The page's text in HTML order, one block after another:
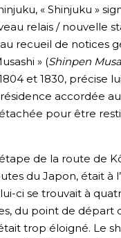
« Shinjuku »
relais / nouvelle
recueil de notices
» (Shinpen
et 1830, précise
accordée
pour être
de la route de
du Japon, était à
ci se trouvait à
du point de départ
trop éloigné. Le